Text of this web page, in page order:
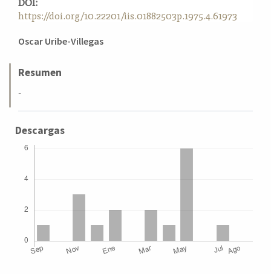
a
l
a
t
r
https://doi.org/10.22201/iis.01882503p.1975.4.61973
Contenido
del
artículo
Oscar Uribe-Villegas
Resumen
-
Descargas